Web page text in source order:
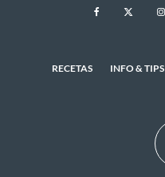
RECETAS INFO & TIPS